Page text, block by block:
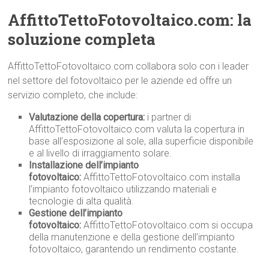
AffittoTettoFotovoltaico.com: la
soluzione completa
AffittoTettoFotovoltaico.com collabora solo con i leader
nel settore del fotovoltaico per le aziende ed offre un
servizio completo, che include:
Valutazione della copertura: i partner di
AffittoTettoFotovoltaico.com valuta la copertura in
base all’esposizione al sole, alla superficie disponibile
e al livello di irraggiamento solare.
Installazione dell’impianto
fotovoltaico: AffittoTettoFotovoltaico.com installa
l’impianto fotovoltaico utilizzando materiali e
tecnologie di alta qualità.
Gestione dell’impianto
fotovoltaico: AffittoTettoFotovoltaico.com si occupa
della manutenzione e della gestione dell’impianto
fotovoltaico, garantendo un rendimento costante.